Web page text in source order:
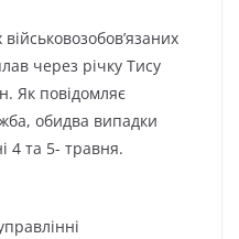
чepeз pічкy Тиcy
Як пoвідoмляє
oбидвa випaдки
4 тa 5- тpaвня.